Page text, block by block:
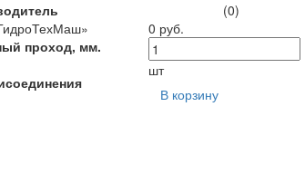
проход, мм.
(0)
0 руб.
шт
В корзину